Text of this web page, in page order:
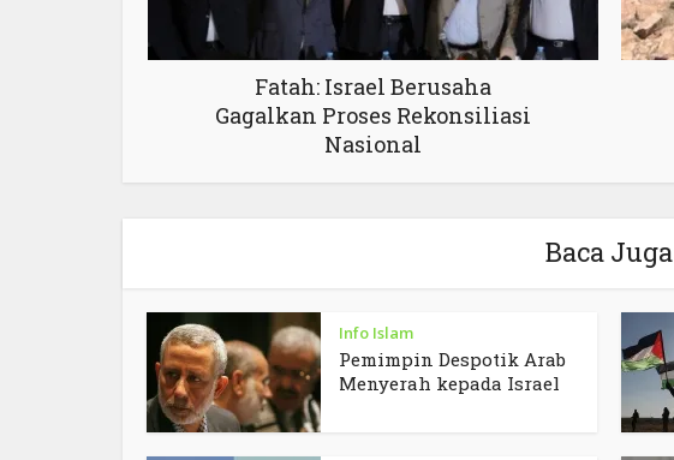
Fatah: Israel Berusaha
Gagalkan Proses Rekonsiliasi
Nasional
Baca Juga
Info Islam
Pemimpin Despotik Arab
Menyerah kepada Israel